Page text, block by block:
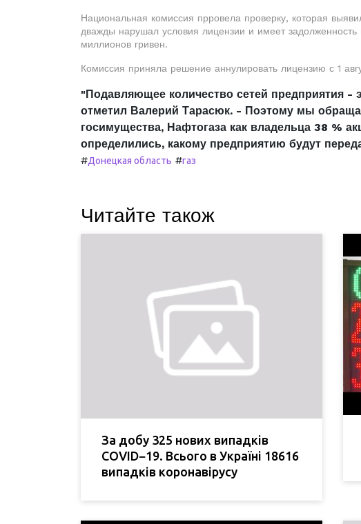
Национальная комиссия прровела проверку, которая
дважды нарушал условия лицензии и имеет
миллионов гривен.
Комиссия приняла решение аннулировать лицензию с 1
"Подавляющее количество сетей предприятия -
отметил Валерий Тарасюк. - Поэтому мы
госимущества, Нафтогаза как владельца 38 %
определились, какому предприятию будут
#Донецкая область #газ
Читайте також
За добу 325 нових випадків
COVID−19. Всього в Україні 18616
випадків коронавірусу